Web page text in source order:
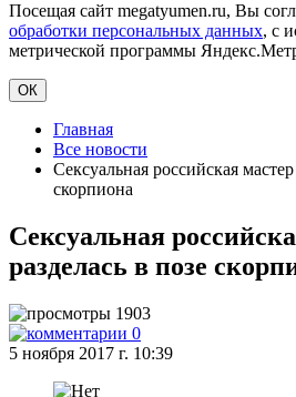
Посещая сайт megatyumen.ru, Вы
обработки персональных данных, с
метрической программы
ОК
Главная
Все новости
Сексуальная российская
скорпиона
Сексуальная
разделась в позе
1903
0
5 ноября 2017 г. 10:39